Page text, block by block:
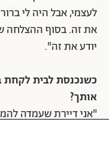
לעצמי, אבל היה לי
את זה. בסוף ההצלחה
יודע את זה".
כשנכנסת לבית
אותך?
"אני דיירת שעמדה